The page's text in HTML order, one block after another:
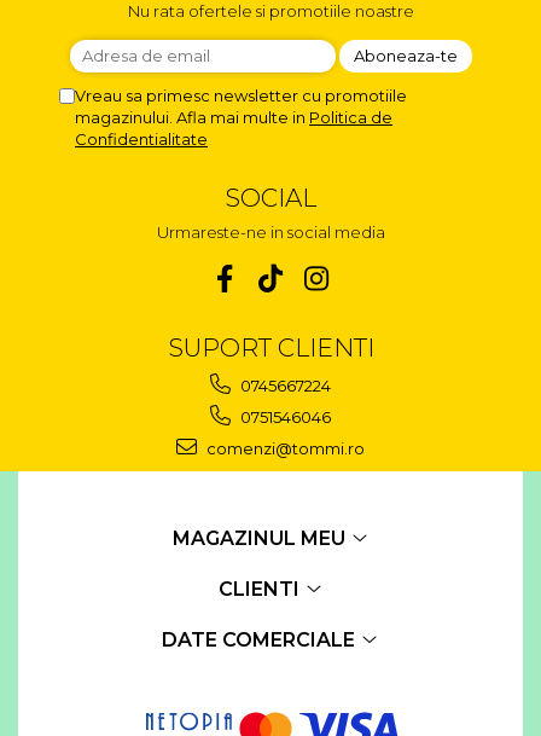
Nu rata ofertele si promotiile noastre
Vreau sa primesc newsletter cu promotiile
magazinului. Afla mai multe in Politica de
Confidentialitate
SOCIAL
Urmareste-ne in social media
SUPORT CLIENTI
0745667224
0751546046
comenzi@tommi.ro
MAGAZINUL MEU
CLIENTI
DATE COMERCIALE